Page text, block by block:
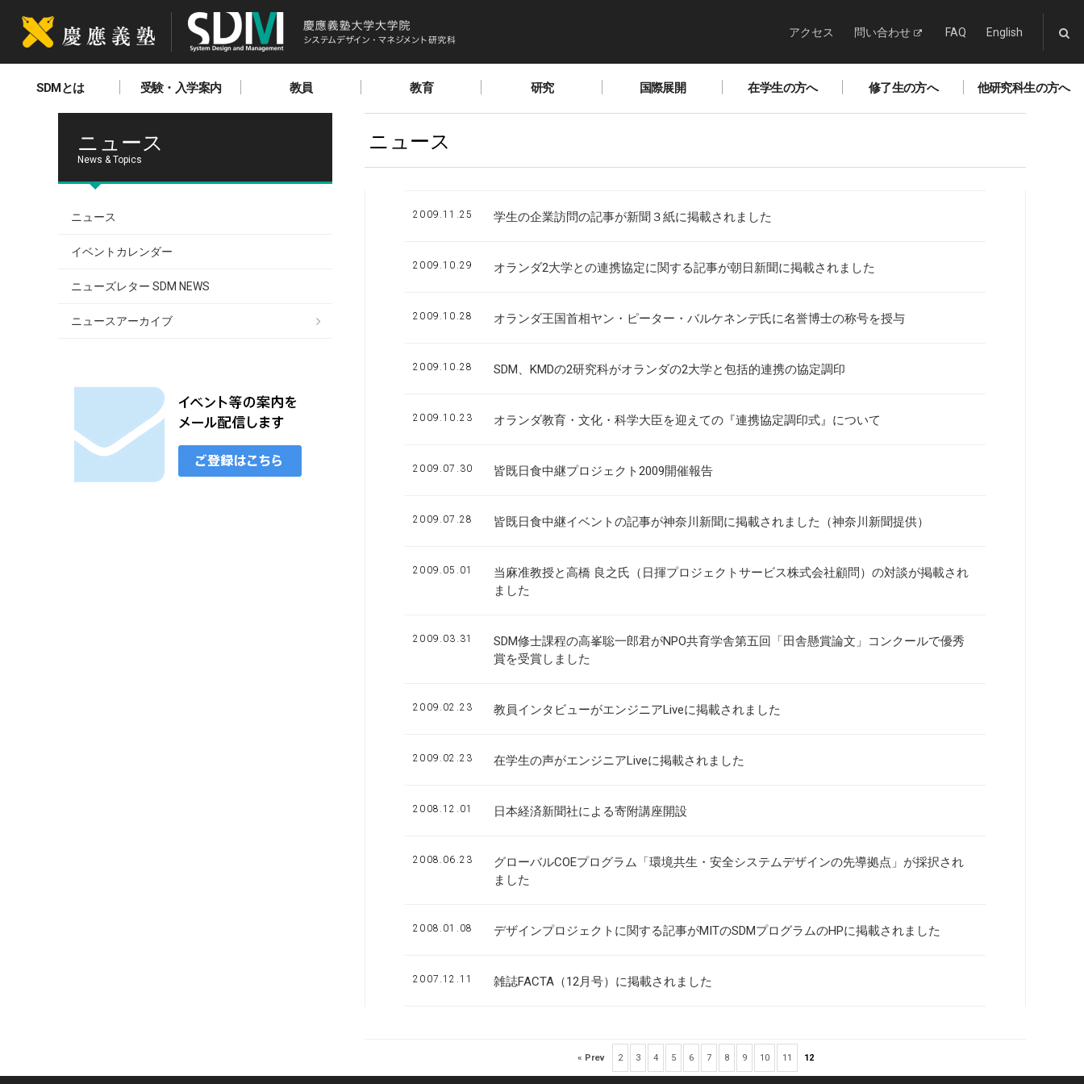
アクセス 問い合わせ FAQ English
SDMとは 受験・入学案内 教員 教育 研究 国際展開 在学生の方へ 修了生の方へ 他研究科生の方へ
ニュース
2009.11.25 学生の企業訪問の記事が新聞３紙に掲載されました
2009.10.29 オランダ2大学との連携協定に関する記事が朝日新聞に掲載されました
2009.10.28 オランダ王国首相ヤン・ピーター・バルケネンデ氏に名誉博士の称号を授与
2009.10.28 SDM、KMDの2研究科がオランダの2大学と包括的連携の協定調印
2009.10.23 オランダ教育・文化・科学大臣を迎えての『連携協定調印式』について
2009.07.30 皆既日食中継プロジェクト2009開催報告
2009.07.28 皆既日食中継イベントの記事が神奈川新聞に掲載されました（神奈川新聞提供）
2009.05.01
当麻准教授と高橋 良之氏（日揮プロジェクトサービス株式会社顧問）の対談が掲載され
ました
2009.03.31
SDM修士課程の高峯聡一郎君がNPO共育学舎第五回「田舎懸賞論文」コンクールで優秀
賞を受賞しました
2009.02.23 教員インタビューがエンジニアLiveに掲載されました
2009.02.23 在学生の声がエンジニアLiveに掲載されました
2008.12.01 日本経済新聞社による寄附講座開設
2008.06.23
グローバルCOEプログラム「環境共生・安全システムデザインの先導拠点」が採択され
ました
2008.01.08 デザインプロジェクトに関する記事がMITのSDMプログラムのHPに掲載されました
2007.12.11 雑誌FACTA（12月号）に掲載されました
« Prev 2 3 4 5 6 7 8 9 10 11 12
ニュース
News & Topics
ニュース
イベントカレンダー
ニューズレター SDM NEWS
ニュースアーカイブ